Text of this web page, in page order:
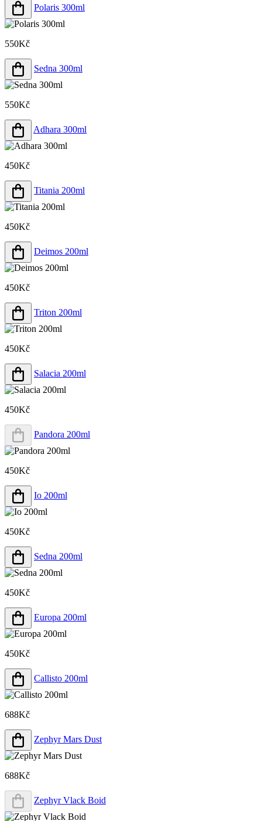
Polaris 300ml
550Kč
Sedna 300ml
550Kč
Adhara 300ml
450Kč
Titania 200ml
450Kč
Deimos 200ml
450Kč
Triton 200ml
450Kč
Salacia 200ml
450Kč
Pandora 200ml
450Kč
Io 200ml
450Kč
Sedna 200ml
450Kč
Europa 200ml
450Kč
Callisto 200ml
688Kč
Zephyr Mars Dust
688Kč
Zephyr Vlack Boid